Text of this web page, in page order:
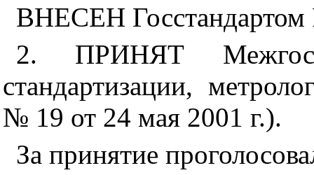
ВНЕСЕН Госстандартом
2. ПРИНЯТ
стандартизации,
№ 19 от 24 мая 2001 г.).
За принятие